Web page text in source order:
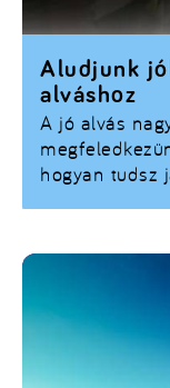
A jó alvás
hogyan tudsz
Aludjunk
alváshoz